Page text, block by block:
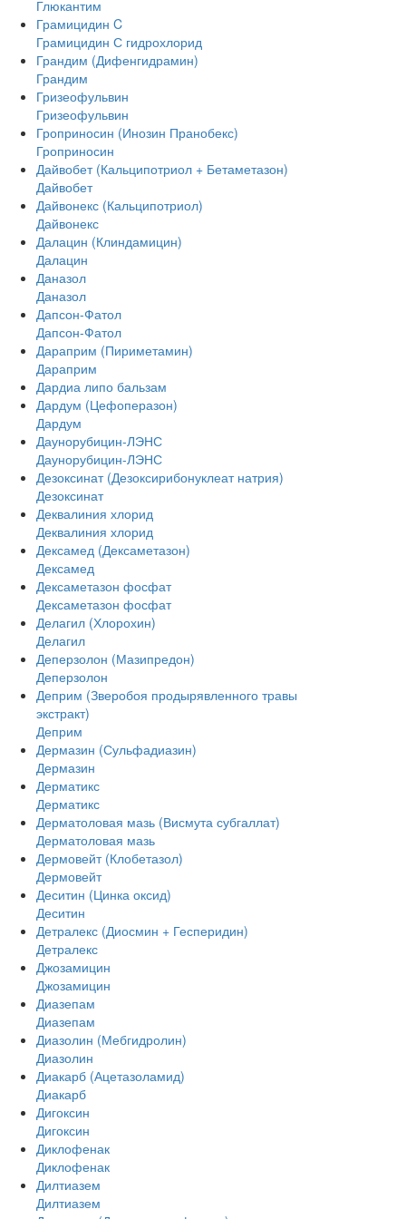
Глюкантим
Грамицидин C
Грамицидин С гидрохлорид
Грандим (Дифенгидрамин)
Грандим
Гризеофульвин
Гризеофульвин
Гроприносин (Инозин Пранобекс)
Гроприносин
Дайвобет (Кальципотриол + Бетаметазон)
Дайвобет
Дайвонекс (Кальципотриол)
Дайвонекс
Далацин (Клиндамицин)
Далацин
Даназол
Даназол
Дапсон-Фатол
Дапсон-Фатол
Дараприм (Пириметамин)
Дараприм
Дардиа липо бальзам
Дардум (Цефоперазон)
Дардум
Даунорубицин-ЛЭНС
Даунорубицин-ЛЭНС
Дезоксинат (Дезоксирибонуклеат натрия)
Дезоксинат
Деквалиния хлорид
Деквалиния хлорид
Дексамед (Дексаметазон)
Дексамед
Дексаметазон фосфат
Дексаметазон фосфат
Делагил (Хлорохин)
Делагил
Деперзолон (Мазипредон)
Деперзолон
Деприм (Зверобоя продырявленного травы
экстракт)
Деприм
Дермазин (Сульфадиазин)
Дермазин
Дерматикс
Дерматикс
Дерматоловая мазь (Висмута субгаллат)
Дерматоловая мазь
Дермовейт (Клобетазол)
Дермовейт
Деситин (Цинка оксид)
Деситин
Детралекс (Диосмин + Гесперидин)
Детралекс
Джозамицин
Джозамицин
Диазепам
Диазепам
Диазолин (Мебгидролин)
Диазолин
Диакарб (Ацетазоламид)
Диакарб
Дигоксин
Дигоксин
Диклофенак
Диклофенак
Дилтиазем
Дилтиазем